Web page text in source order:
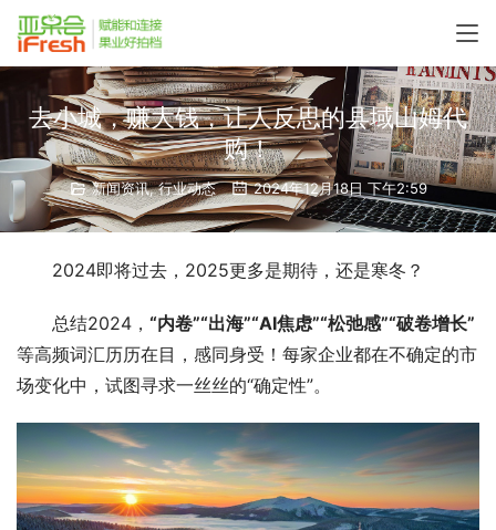
去小城，赚大钱，让人反思的县域山姆代
购！
新闻资讯,行业动态 2024年12月18日 下午2:59
2024即将过去，2025更多是期待，还是寒冬？
总结2024， “内卷”“出海”“AI焦虑”“松弛感”“破卷增长”
等高频词汇历历在目，感同身受！每家企业都在不确定的市
场变化中，试图寻求一丝丝的“确定性”。